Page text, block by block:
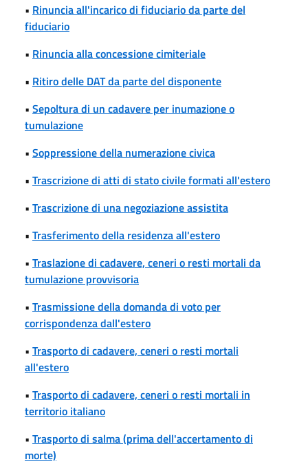
• Rinuncia all'incarico di fiduciario da parte del
fiduciario
• Rinuncia alla concessione cimiteriale
• Ritiro delle DAT da parte del disponente
• Sepoltura di un cadavere per inumazione o
tumulazione
• Soppressione della numerazione civica
• Trascrizione di atti di stato civile formati all'estero
• Trascrizione di una negoziazione assistita
• Trasferimento della residenza all'estero
• Traslazione di cadavere, ceneri o resti mortali da
tumulazione provvisoria
• Trasmissione della domanda di voto per
corrispondenza dall'estero
• Trasporto di cadavere, ceneri o resti mortali
all'estero
• Trasporto di cadavere, ceneri o resti mortali in
territorio italiano
• Trasporto di salma (prima dell'accertamento di
morte)